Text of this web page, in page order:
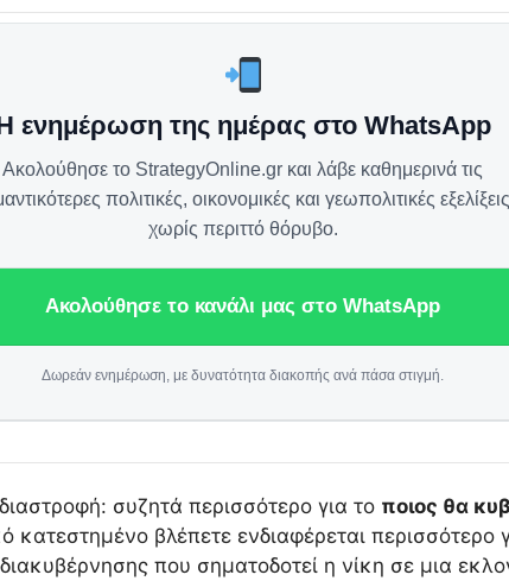
ενημέρωση της ημέρας στο WhatsApp
Ακολούθησε το StrategyOnline.gr και λάβε καθημερινά τις
πολιτικές, οικονομικές και γεωπολιτικές
χωρίς περιττό θόρυβο.
Ακολούθησε το κανάλι μας στο WhatsApp
Δωρεάν ενημέρωση, με δυνατότητα διακοπής ανά πάσα στιγμή.
συζητά περισσότερο για το ποιος θα
κατεστημένο βλέπετε ενδιαφέρεται περισσότερο
που σηματοδοτεί η νίκη σε μια